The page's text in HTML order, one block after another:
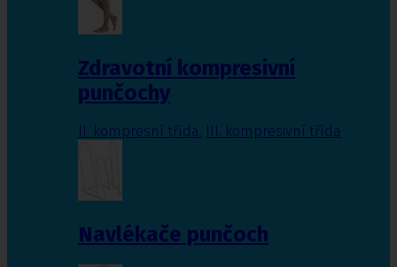
Zdravotní kompresivní
punčochy
II. kompresní třída III. kompresivní třída
Navlékače punčoch